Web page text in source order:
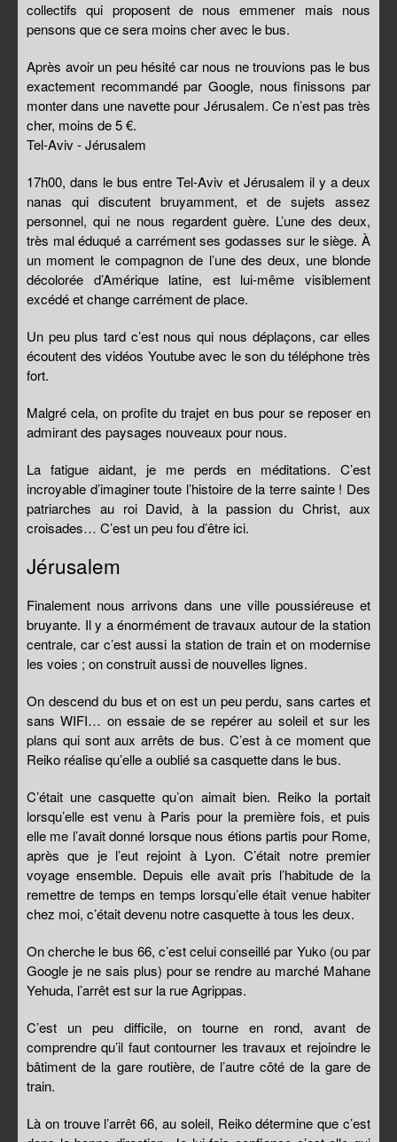
collectifs qui proposent de nous emmener mais nous
pensons que ce sera moins cher avec le bus.
Après avoir un peu hésité car nous ne trouvions pas le bus
exactement recommandé par Google, nous finissons par
monter dans une navette pour Jérusalem. Ce n’est pas très
cher, moins de 5 €.
Tel-Aviv - Jérusalem
17h00, dans le bus entre Tel-Aviv et Jérusalem il y a deux
nanas qui discutent bruyamment, et de sujets assez
personnel, qui ne nous regardent guère. L’une des deux,
très mal éduqué a carrément ses godasses sur le siège. À
un moment le compagnon de l’une des deux, une blonde
décolorée d’Amérique latine, est lui-même visiblement
excédé et change carrément de place.
Un peu plus tard c’est nous qui nous déplaçons, car elles
écoutent des vidéos Youtube avec le son du téléphone très
fort.
Malgré cela, on profite du trajet en bus pour se reposer en
admirant des paysages nouveaux pour nous.
La fatigue aidant, je me perds en méditations. C’est
incroyable d’imaginer toute l’histoire de la terre sainte ! Des
patriarches au roi David, à la passion du Christ, aux
croisades… C’est un peu fou d’être ici.
Jérusalem
Finalement nous arrivons dans une ville poussiéreuse et
bruyante. Il y a énormément de travaux autour de la station
centrale, car c’est aussi la station de train et on modernise
les voies ; on construit aussi de nouvelles lignes.
On descend du bus et on est un peu perdu, sans cartes et
sans WIFI… on essaie de se repérer au soleil et sur les
plans qui sont aux arrêts de bus. C’est à ce moment que
Reiko réalise qu’elle a oublié sa casquette dans le bus.
C’était une casquette qu’on aimait bien. Reiko la portait
lorsqu’elle est venu à Paris pour la première fois, et puis
elle me l’avait donné lorsque nous étions partis pour Rome,
après que je l’eut rejoint à Lyon. C’était notre premier
voyage ensemble. Depuis elle avait pris l’habitude de la
remettre de temps en temps lorsqu’elle était venue habiter
chez moi, c’était devenu notre casquette à tous les deux.
On cherche le bus 66, c’est celui conseillé par Yuko (ou par
Google je ne sais plus) pour se rendre au marché Mahane
Yehuda, l’arrêt est sur la rue Agrippas.
C’est un peu difficile, on tourne en rond, avant de
comprendre qu’il faut contourner les travaux et rejoindre le
bâtiment de la gare routière, de l’autre côté de la gare de
train.
Là on trouve l’arrêt 66, au soleil, Reiko détermine que c’est